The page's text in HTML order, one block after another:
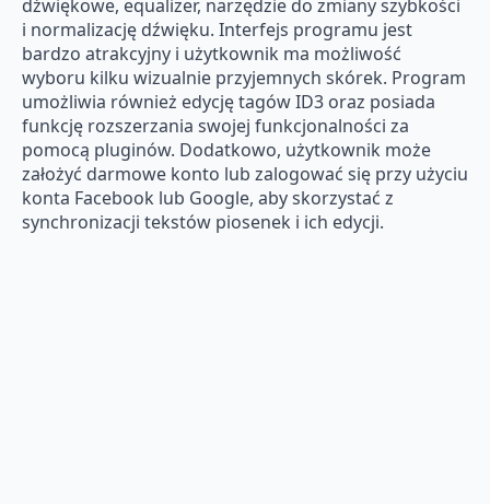
dźwiękowe, equalizer, narzędzie do zmiany szybkości
i normalizację dźwięku. Interfejs programu jest
bardzo atrakcyjny i użytkownik ma możliwość
wyboru kilku wizualnie przyjemnych skórek. Program
umożliwia również edycję tagów ID3 oraz posiada
funkcję rozszerzania swojej funkcjonalności za
pomocą pluginów. Dodatkowo, użytkownik może
założyć darmowe konto lub zalogować się przy użyciu
konta Facebook lub Google, aby skorzystać z
synchronizacji tekstów piosenek i ich edycji.